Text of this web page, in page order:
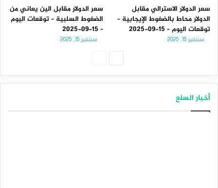
سعر الدولار الاسترالي مقابل
الدولار محاط بالضغوط الإيجابية –
توقعات اليوم – 15-09-2025
سبتمبر 15, 2025
سعر الدولار مقابل الين يعاني من
الضغوط السلبية – توقعات اليوم
– 15-09-2025
سبتمبر 15, 2025
أخبار السلع